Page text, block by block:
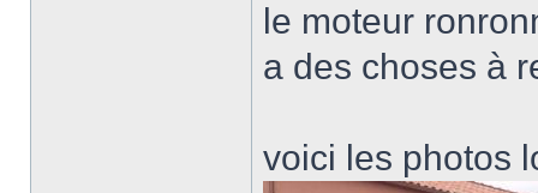
le moteur
a des choses à
voici les photos